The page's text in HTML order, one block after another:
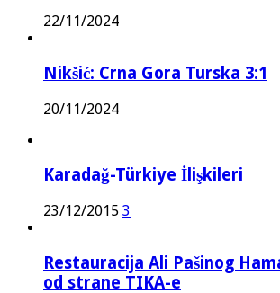
22/11/2024
Nikšić: Crna Gora Turska 3:1
20/11/2024
Karadağ-Türkiye İlişkileri
23/12/2015 3
Restauracija Ali Pašinog
od strane TIKA-e